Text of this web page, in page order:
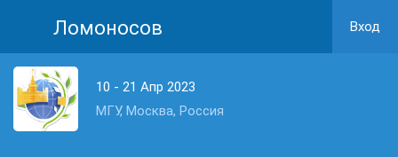
Ломоносов Вход
10 - 21 Апр 2023
МГУ, Москва, Россия